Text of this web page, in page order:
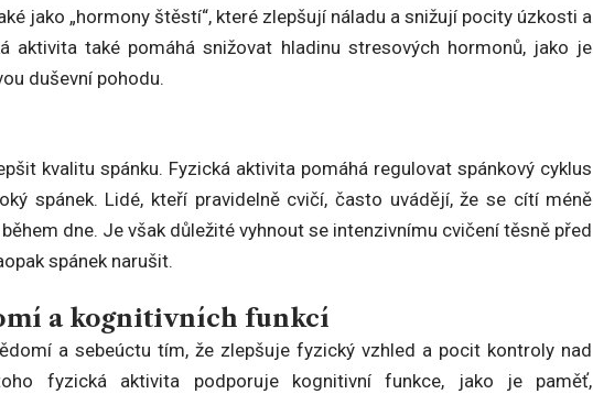
jako „hormony štěstí“, které zlepšují náladu a snižují pocity úzkosti a
aktivita také pomáhá snižovat hladinu stresových hormonů, jako je
duševní pohodu.
kvalitu spánku. Fyzická aktivita pomáhá regulovat spánkový cyklus
spánek. Lidé, kteří pravidelně cvičí, často uvádějí, že se cítí méně
dne. Je však důležité vyhnout se intenzivnímu cvičení těsně před
spánek narušit.
a kognitivních funkcí
a sebeúctu tím, že zlepšuje fyzický vzhled a pocit kontroly nad
fyzická aktivita podporuje kognitivní funkce, jako je paměť,